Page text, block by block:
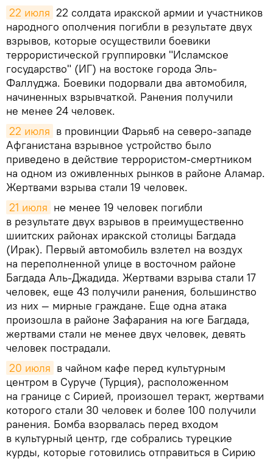
22 июля 22 солдата иракской армии и участников
народного ополчения погибли в результате двух
взрывов, которые осуществили боевики
террористической группировки "Исламское
государство" (ИГ) на востоке города Эль-
Фаллуджа. Боевики подорвали два автомобиля,
начиненных взрывчаткой. Ранения получили
не менее 24 человек.
22 июля в провинции Фарьяб на северо-западе
Афганистана взрывное устройство было
приведено в действие террористом-смертником
на одном из оживленных рынков в районе Аламар.
Жертвами взрыва стали 19 человек.
21 июля не менее 19 человек погибли
в результате двух взрывов в преимущественно
шиитских районах иракской столицы Багдада
(Ирак). Первый автомобиль взлетел на воздух
на переполненной улице в восточном районе
Багдада Аль-Джадида. Жертвами взрыва стали 17
человек, еще 43 получили ранения, большинство
из них — мирные граждане. Еще одна атака
произошла в районе Зафарания на юге Багдада,
жертвами стали не менее двух человек, девять
человек пострадали.
20 июля в чайном кафе перед культурным
центром в Суруче (Турция), расположенном
на границе с Сирией, произошел теракт, жертвами
которого стали 30 человек и более 100 получили
ранения. Бомба взорвалась перед входом
в культурный центр, где собрались турецкие
курды, которые готовились отправиться в Сирию